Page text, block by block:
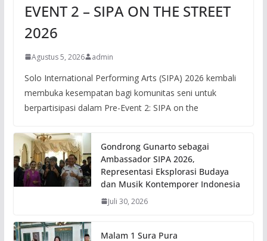
EVENT 2 – SIPA ON THE STREET
2026
Agustus 5, 2026 admin
Solo International Performing Arts (SIPA) 2026 kembali
membuka kesempatan bagi komunitas seni untuk
berpartisipasi dalam Pre-Event 2: SIPA on the
Gondrong Gunarto sebagai
Ambassador SIPA 2026,
Representasi Eksplorasi Budaya
dan Musik Kontemporer Indonesia
Juli 30, 2026
Malam 1 Sura Pura